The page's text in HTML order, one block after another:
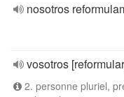
nosotros
vosotros
2. personne pluriel,